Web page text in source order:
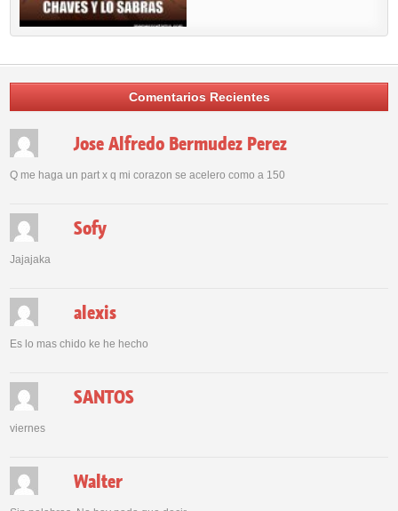
Comentarios Recientes
Jose Alfredo Bermudez Perez
Q me haga un part x q mi corazon se acelero como a 150
Sofy
Jajajaka
alexis
Es lo mas chido ke he hecho
SANTOS
viernes
Walter